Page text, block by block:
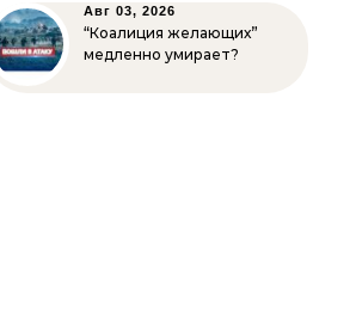
Авг 03, 2026
“Коалиция желающих”
медленно умирает?